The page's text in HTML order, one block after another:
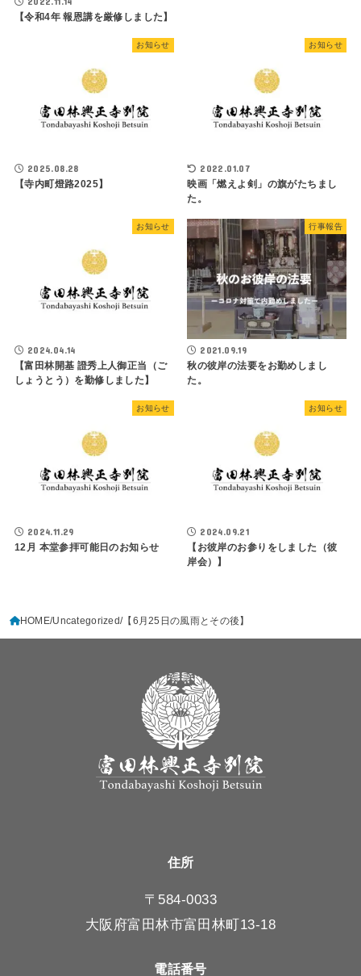
【令和4年 報恩講を厳修しました】
お知らせ
2025.08.28
【寺内町燈路2025】
お知らせ
2022.01.07
映画「燃えよ剣」の旗がたちまし
た。
お知らせ
2024.04.14
【富田林開基 證秀上人御正当（ご
しょうとう）を勤修しました】
行事報告
2021.09.19
秋の彼岸の法要をお勤めしまし
た。
お知らせ
2024.11.29
12月 本堂参拝可能日のお知らせ
お知らせ
2024.09.21
【お彼岸のお参りをしました（彼
岸会）】
HOME Uncategorized 【6月25日の風雨とその後】
住所
〒584-0033
大阪府富田林市富田林町13-18
電話番号